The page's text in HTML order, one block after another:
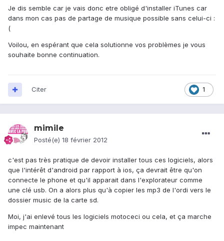
Je dis semble car je vais donc etre obligé d'installer iTunes car
dans mon cas pas de partage de musique possible sans celui-ci :
(
Voilou, en espérant que cela solutionne vos problèmes je vous
souhaite bonne continuation.
1
Citer
mimile
Posté(e) 18 février 2012
c'est pas très pratique de devoir installer tous ces logiciels, alors
que l'intérêt d'android par rapport à ios, ça devrait être qu'on
connecte le phone et qu'il apparait dans l'explorateur comme
une clé usb. On a alors plus qu'à copier les mp3 de l'ordi vers le
dossier music de la carte sd.
Moi, j'ai enlevé tous les logiciels motoceci ou cela, et ça marche
impec maintenant